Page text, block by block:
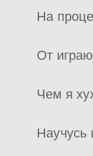
На
От
Чем я
Научусь